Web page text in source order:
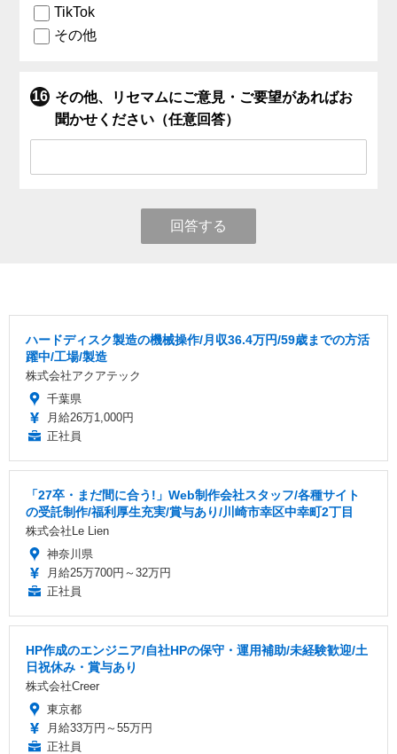
TikTok
その他
その他、リセマムにご意見・ご要望があればお
聞かせください（任意回答）
回答する
ハードディスク製造の機械操作/月収36.4万円/59歳までの方活
躍中/工場/製造
株式会社アクアテック
千葉県
月給26万1,000円
正社員
「27卒・まだ間に合う!」Web制作会社スタッフ/各種サイト
の受託制作/福利厚生充実/賞与あり/川崎市幸区中幸町2丁目
株式会社Le Lien
神奈川県
月給25万700円～32万円
正社員
HP作成のエンジニア/自社HPの保守・運用補助/未経験歓迎/土
日祝休み・賞与あり
株式会社Creer
東京都
月給33万円～55万円
正社員